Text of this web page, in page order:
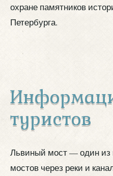
охране памятников
Петербурга.
туристов
Львиный мост — один
мостов через реки и